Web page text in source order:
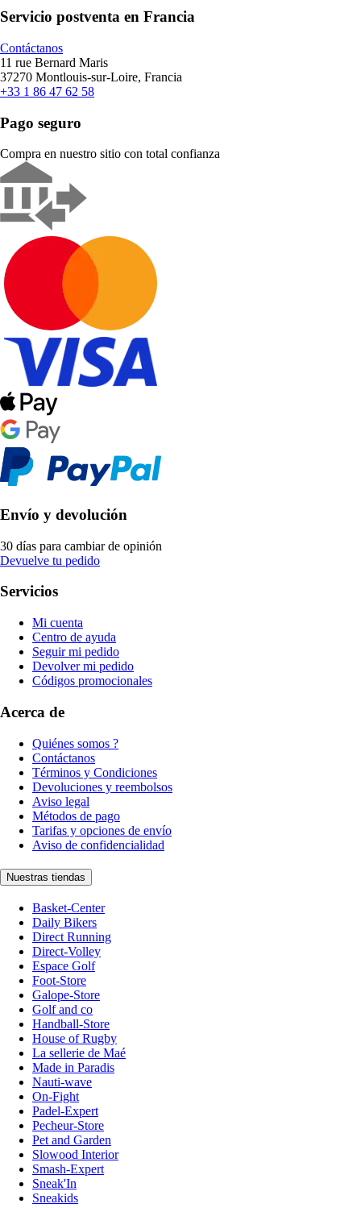
Servicio postventa en Francia
Contáctanos
11 rue Bernard Maris
37270 Montlouis-sur-Loire, Francia
+33 1 86 47 62 58
Pago seguro
Compra en nuestro sitio con total confianza
Envío y devolución
30 días para cambiar de opinión
Devuelve tu pedido
Servicios
Mi cuenta
Centro de ayuda
Seguir mi pedido
Devolver mi pedido
Códigos promocionales
Acerca de
Quiénes somos ?
Contáctanos
Términos y Condiciones
Devoluciones y reembolsos
Aviso legal
Métodos de pago
Tarifas y opciones de envío
Aviso de confidencialidad
Nuestras tiendas
Basket-Center
Daily Bikers
Direct Running
Direct-Volley
Espace Golf
Foot-Store
Galope-Store
Golf and co
Handball-Store
House of Rugby
La sellerie de Maé
Made in Paradis
Nauti-wave
On-Fight
Padel-Expert
Pecheur-Store
Pet and Garden
Slowood Interior
Smash-Expert
Sneak'In
Sneakids